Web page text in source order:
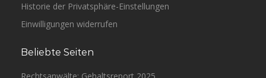
Historie der Privatsphäre-Einstellungen
Einwilligungen widerrufen
Beliebte Seiten